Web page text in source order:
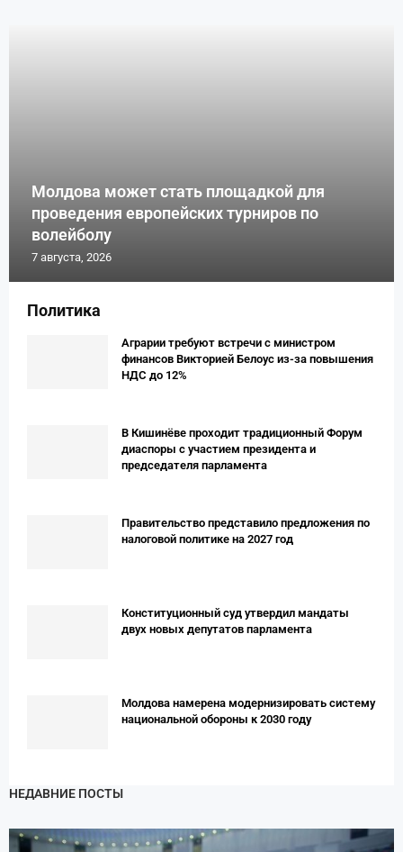
Молдова может стать площадкой для
проведения европейских турниров по
волейболу
7 августа, 2026
Политика
Аграрии требуют встречи с министром
финансов Викторией Белоус из-за повышения
НДС до 12%
В Кишинёве проходит традиционный Форум
диаспоры с участием президента и
председателя парламента
Правительство представило предложения по
налоговой политике на 2027 год
Конституционный суд утвердил мандаты
двух новых депутатов парламента
Молдова намерена модернизировать систему
национальной обороны к 2030 году
НЕДАВНИЕ ПОСТЫ